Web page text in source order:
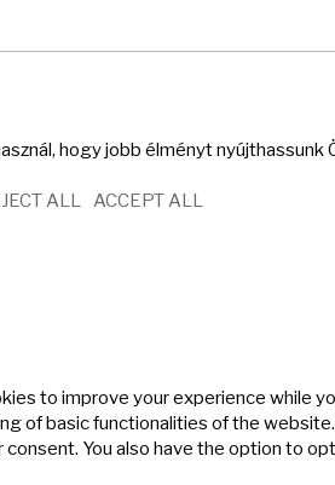
hogy jobb élményt nyújthassunk
ALL ACCEPT ALL
to improve your experience while
of basic functionalities of the
consent. You also have the option to